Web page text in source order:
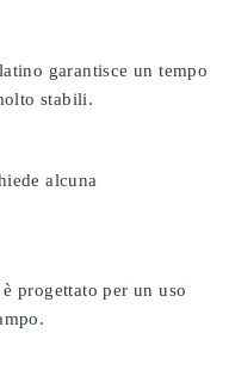
garantisce un tempo
stabili.
alcuna
progettato per un uso